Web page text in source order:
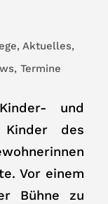
,Aktuelles,
, Termine
und
des
Vor einem
Bühne zu